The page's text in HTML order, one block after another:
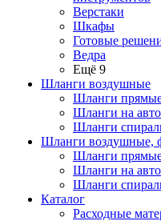
Верстаки
Шкафы
Готовые
Ведра
Ещё 9
Шланги воздушные
Шланги
Шланги на
Шланги
Шланги воздушные,
Шланги
Шланги на
Шланги
Каталог
Расходные